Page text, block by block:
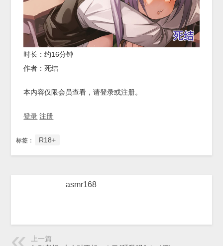
时长：约16分钟
作者：死结
本内容仅限会员查看，请登录或注册。
登录 注册
标签： R18+
asmr168
上一篇